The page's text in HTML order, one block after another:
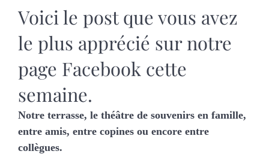
Voici le post que vous avez
le plus apprécié sur notre
page Facebook cette
semaine.
Notre terrasse, le théâtre de souvenirs en famille,
entre amis, entre copines ou encore entre
collègues.